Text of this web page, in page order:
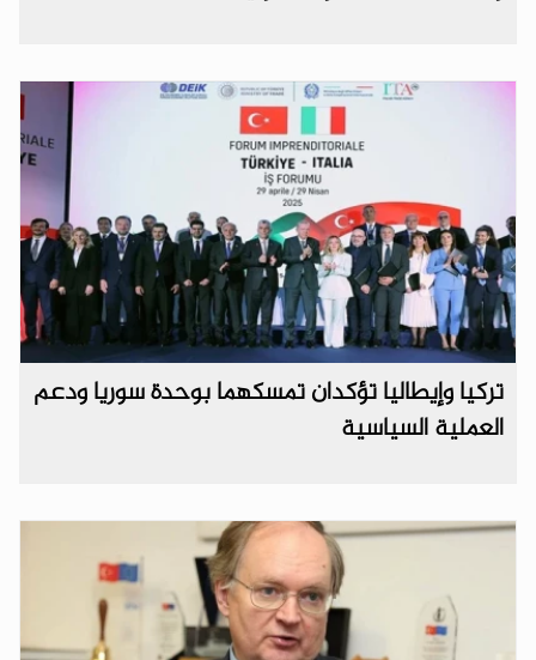
تركيا وإيطاليا تؤكدان تمسكهما بوحدة سوريا ودعم
العملية السياسية